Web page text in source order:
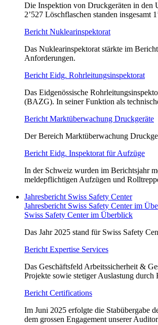
Die Inspektion von Druckgeräten in den
2’527 Löschflaschen standen insgesamt
Bericht Nuklearinspektorat
Das Nuklearinspektorat stärkte im
Anforderungen.
Bericht Eidg. Rohrleitungsinspektorat
Das Eidgenössische
(BAZG). In seiner Funktion als
Bericht Marktüberwachung Druckgeräte
Der Bereich Marktüberwachung
Bericht Eidg. Inspektorat für Aufzüge
In der Schweiz wurden im Berichtsjahr
meldepflichtigen Aufzügen und
Jahresbericht Swiss Safety Center
Jahresbericht Swiss Safety Center im
Swiss Safety Center im Überblick
Das Jahr 2025 stand für Swiss Safety
Bericht Expertise Services
Das Geschäftsfeld Arbeitssicherheit &
Projekte sowie stetiger Auslastung
Bericht Certifications
Im Juni 2025 erfolgte die Stabübergabe
dem grossen Engagement unserer